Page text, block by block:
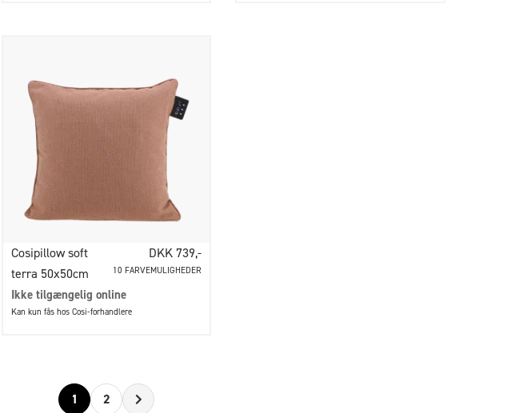
Cosipillow soft
terra 50x50cm
DKK 739,-
10 FARVEMULIGHEDER
Ikke tilgængelig online
Kan kun fås hos Cosi-forhandlere
1 2